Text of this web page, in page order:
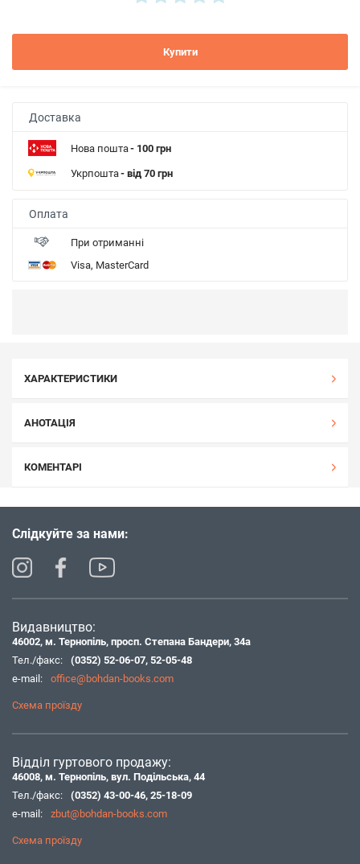
Купити
Доставка
Нова пошта- 100 грн
Укрпошта- від 70 грн
Оплата
При отриманні
Visa, MasterCard
ХАРАКТЕРИСТИКИ
АНОТАЦІЯ
КОМЕНТАРІ
Слідкуйте за нами:
Видавництво:
46002, м. Тернопіль, просп. Степана Бандери, 34а
Тел./факс:
(0352) 52-06-07, 52-05-48
e-mail:
office@bohdan-books.com
Схема проїзду
Відділ гуртового продажу:
46008, м. Тернопіль, вул. Подільська, 44
Тел./факс:
(0352) 43-00-46, 25-18-09
e-mail:
zbut@bohdan-books.com
Схема проїзду